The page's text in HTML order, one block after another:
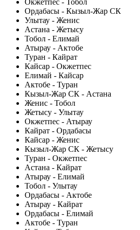
Окжетпес - Тобол
Ордабасы - Кызыл-Жар СК
Улытау - Женис
Астана - Жетысу
Тобол - Елимай
Атырау - Актобе
Туран - Кайрат
Кайсар - Окжетпес
Елимай - Кайсар
Актобе - Туран
Кызыл-Жар СК - Астана
Женис - Тобол
Жетысу - Улытау
Окжетпес - Атырау
Кайрат - Ордабасы
Кайсар - Женис
Кызыл-Жар СК - Жетысу
Туран - Окжетпес
Астана - Кайрат
Атырау - Елимай
Тобол - Улытау
Ордабасы - Актобе
Атырау - Кайрат
Ордабасы - Елимай
Актобе - Туран